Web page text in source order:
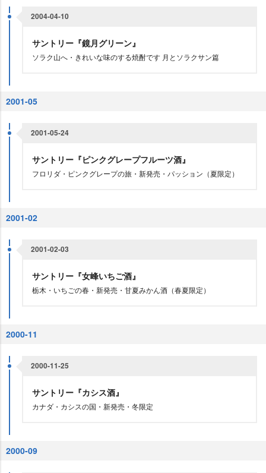
2004-04-10
サントリー『鏡月グリーン』
ソラク山へ・きれいな味のする焼酎です 月とソラクサン篇
2001-05
2001-05-24
サントリー『ピンクグレープフルーツ酒』
フロリダ・ピンクグレープの旅・新発売・パッション（夏限定）
2001-02
2001-02-03
サントリー『女峰いちご酒』
栃木・いちごの春・新発売・甘夏みかん酒（春夏限定）
2000-11
2000-11-25
サントリー『カシス酒』
カナダ・カシスの国・新発売・冬限定
2000-09